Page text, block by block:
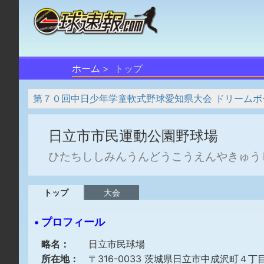
ホーム トップ
第７０回中日少年学童軟式野球愛知県大会 ドリーム
日立市市民運動公園野球場
ひたちししみんうんどうこうえんやきゅう
トップ 大会
• プロフィール
略名：
日立市民球場
所在地：
〒316-0033 茨城県日立市中成沢町４丁